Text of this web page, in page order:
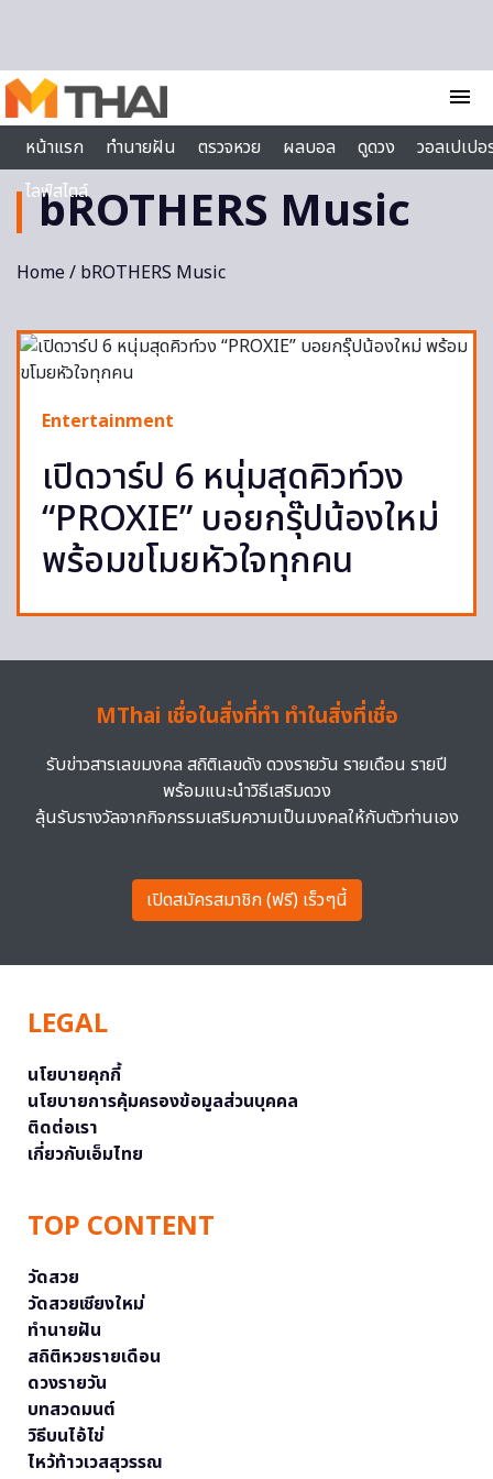
menu
หน้าแรก
ทำนายฝัน ตรวจหวย ผลบอล ดูดวง
วอลเปเป
ไลฟ์สไตล์
bROTHERS Music
Home/ bROTHERS Music
Entertainment
เปิดวาร์ป 6 หนุ่มสุดคิวท์วง
“PROXIE” บอยกรุ๊ปน้องใหม่
พร้อมขโมยหัวใจทุกคน
MThai เชื่อในสิ่งที่ทำ ทำในสิ่งที่เชื่อ
รับข่าวสารเลขมงคล สถิติเลขดัง ดวงรายวัน รายเดือน รายปี
พร้อมแนะนำวิธีเสริมดวง
ลุ้นรับรางวัลจากกิจกรรมเสริมความเป็นมงคลให้กับตัวท่านเอง
เปิดสมัครสมาชิก (ฟรี) เร็วๆนี้
LEGAL
นโยบายคุกกี้
นโยบายการคุ้มครองข้อมูลส่วนบุคคล
ติดต่อเรา
เกี่ยวกับเอ็มไทย
TOP CONTENT
วัดสวย
วัดสวยเชียงใหม่
ทำนายฝัน
สถิติหวยรายเดือน
ดวงรายวัน
บทสวดมนต์
วิธีบนไอ้ไข่
ไหว้ท้าวเวสสุวรรณ